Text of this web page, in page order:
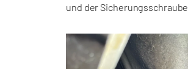
und der Sicherungsschraube